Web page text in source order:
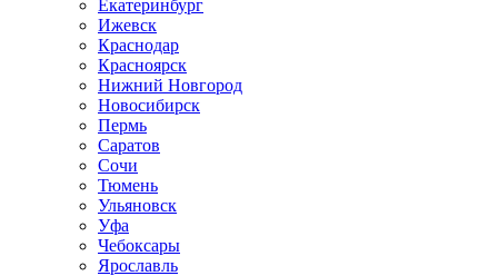
Екатеринбург
Ижевск
Краснодар
Красноярск
Нижний Новгород
Новосибирск
Пермь
Саратов
Сочи
Тюмень
Ульяновск
Уфа
Чебоксары
Ярославль